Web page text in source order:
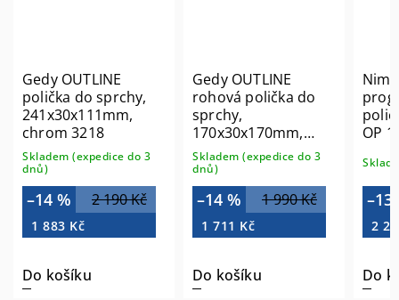
Gedy OUTLINE
polička do sprchy,
241x30x111mm,
chrom 3218
Skladem (expedice do 3
dnů)
2 190 Kč
–14 %
1 883 Kč
Do košíku
Gedy OUTLINE
rohová polička do
sprchy,
170x30x170mm,
chrom 3283
Skladem (expedice do 3
dnů)
1 990 Kč
–14 %
1 711 Kč
Do košíku
OP
–13
2
Do